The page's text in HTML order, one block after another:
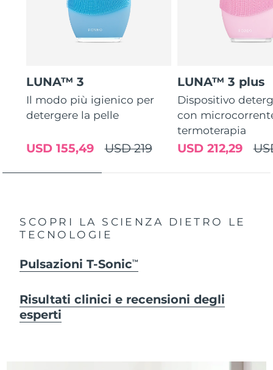
LUNA™ 3
Il modo più igienico per
detergere la pelle
USD 219
USD 155,49
LUNA™ 3 plus
Dispositivo
con
termoterapia
USD 212,29
SCOPRI LA SCIENZA DIETRO LE
TECNOLOGIE
Pulsazioni T-SonicTM
Risultati clinici e recensioni degli
esperti